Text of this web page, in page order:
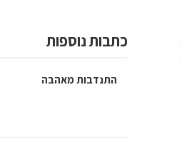
כתבות נוספות
התנדבות מאהבה